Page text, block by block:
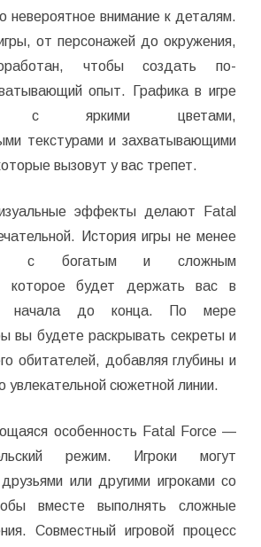
невероятное внимание к деталям.
от персонажей до окружения,
чтобы создать по-
опыт. Графика в игре
с яркими цветами,
текстурами и захватывающими
вызовут у вас трепет.
эффекты делают Fatal
История игры не менее
с богатым и сложным
которое будет держать вас в
начала до конца. По мере
вы будете раскрывать секреты и
обитателей, добавляя глубины и
увлекательной сюжетной линии.
особенность Fatal Force —
режим. Игроки могут
или другими игроками со
вместе выполнять сложные
Совместный игровой процесс